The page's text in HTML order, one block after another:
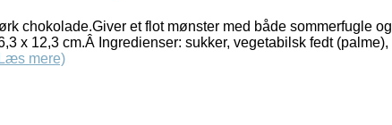
chokolade.Giver et flot mønster med både sommerfugle og
x 12,3 cm.Â Ingredienser: sukker, vegetabilsk fedt (palme),
mere)